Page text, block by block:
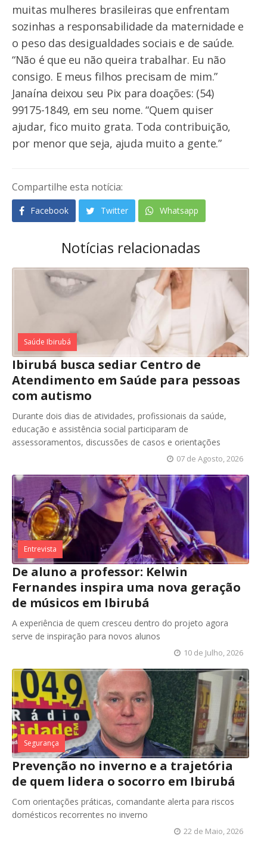
muitas mulheres brasileiras que enfrentam
sozinhas a responsabilidade da maternidade e
o peso das desigualdades sociais e de saúde.
“Não é que eu não queira trabalhar. Eu não
consigo. E meus filhos precisam de mim.”
Janaína deixou seu Pix para doações: (54)
99175-1849, em seu nome. “Quem quiser
ajudar, fico muito grata. Toda contribuição,
por menor que seja, ajuda muito a gente.”
Compartilhe esta notícia:
Facebook Twitter Whatsapp
Notícias relacionadas
Saúde Ibirubá
Ibirubá busca sediar Centro de
Atendimento em Saúde para pessoas
com autismo
Durante dois dias de atividades, profissionais da saúde,
educação e assistência social participaram de
assessoramentos, discussões de casos e orientações
07 de Agosto, 2026
Entrevista
De aluno a professor: Kelwin
Fernandes inspira uma nova geração
de músicos em Ibirubá
A experiência de quem cresceu dentro do projeto agora
serve de inspiração para novos alunos
10 de Julho, 2026
Segurança
Prevenção no inverno e a trajetória
de quem lidera o socorro em Ibirubá
Com orientações práticas, comandante alerta para riscos
domésticos recorrentes no inverno
22 de Maio, 2026